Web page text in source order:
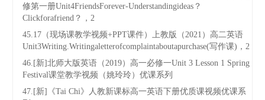
修第一册Unit4FriendsForever-Understandingideas？
Clickforafriend？，2
45.17（现场课教学视频+PPT课件）上教版（2021）高二英语
Unit3Writing.Writingaletterofcomplaintaboutapurchase(写作课)，2
46.[新]北师大版英语（2019）高一必修一Unit 3 Lesson 1 Spring
Festival课堂教学视频（姚玲玲）优课系列
47.[新]《Tai Chi》人教新课标高一英语下册优质课视频优课系